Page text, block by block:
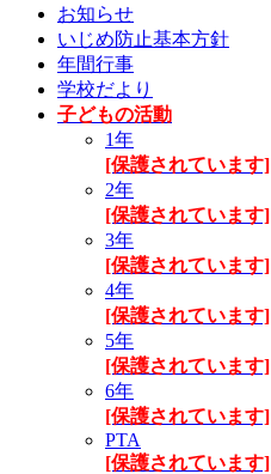
お知らせ
いじめ防止基本方針
年間行事
学校だより
子どもの活動
1年
[保護されています]
2年
[保護されています]
3年
[保護されています]
4年
[保護されています]
5年
[保護されています]
6年
[保護されています]
PTA
[保護されています]